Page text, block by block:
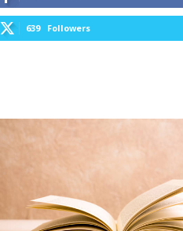
639 Followers